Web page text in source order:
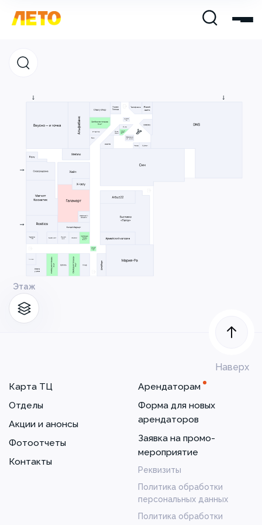
Кафе и рестораны
Развлечения и кино
Услуги и сервис
Свободная площадь
Этаж
Наверх
Карта ТЦ
Отделы
Акции и анонсы
Фотоотчеты
Контакты
Арендаторам
Форма для новых
арендаторов
Заявка на промо-
мероприятие
Реквизиты
Политика обработки
персональных данных
Политика обработки